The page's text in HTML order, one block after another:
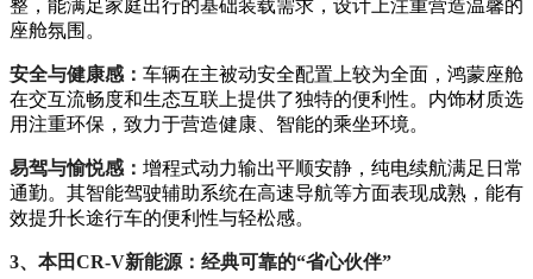
整，能满足家庭出行的基础装载需求，设计上注重营造温馨的
座舱氛围。
安全与健康感： 车辆在主被动安全配置上较为全面，鸿蒙座舱
在交互流畅度和生态互联上提供了独特的便利性。内饰材质选
用注重环保，致力于营造健康、智能的乘坐环境。
易驾与愉悦感： 增程式动力输出平顺安静，纯电续航满足日常
通勤。其智能驾驶辅助系统在高速导航等方面表现成熟，能有
效提升长途行车的便利性与轻松感。
3、本田CR-V新能源：经典可靠的“省心伙伴”